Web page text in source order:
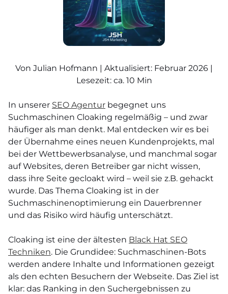
Von Julian Hofmann | Aktualisiert: Februar 2026 |
Lesezeit: ca. 10 Min
In unserer SEO Agentur begegnet uns
Suchmaschinen Cloaking regelmäßig – und zwar
häufiger als man denkt. Mal entdecken wir es bei
der Übernahme eines neuen Kundenprojekts, mal
bei der Wettbewerbsanalyse, und manchmal sogar
auf Websites, deren Betreiber gar nicht wissen,
dass ihre Seite gecloakt wird – weil sie z.B. gehackt
wurde. Das Thema Cloaking ist in der
Suchmaschinenoptimierung ein Dauerbrenner
und das Risiko wird häufig unterschätzt.
Cloaking ist eine der ältesten Black Hat SEO
Techniken. Die Grundidee: Suchmaschinen-Bots
werden andere Inhalte und Informationen gezeigt
als den echten Besuchern der Webseite. Das Ziel ist
klar: das Ranking in den Suchergebnissen zu